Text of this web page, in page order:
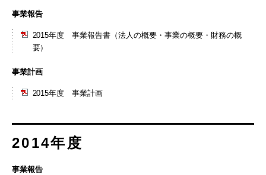
事業報告
2015年度 事業報告書（法人の概要・事業の概要・財務の概
要）
事業計画
2015年度 事業計画
2014年度
事業報告